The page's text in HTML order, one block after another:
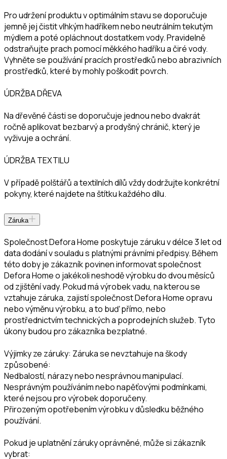
Pro udržení produktu v optimálním stavu se doporučuje
jemně jej čistit vlhkým hadříkem nebo neutrálním tekutým
mýdlem a poté opláchnout dostatkem vody. Pravidelně
odstraňujte prach pomocí měkkého hadříku a čiré vody.
Vyhněte se používání pracích prostředků nebo abrazivních
prostředků, které by mohly poškodit povrch.
ÚDRŽBA DŘEVA
Na dřevěné části se doporučuje jednou nebo dvakrát
ročně aplikovat bezbarvý a prodyšný chránič, který je
vyživuje a ochrání.
ÚDRŽBA TEXTILU
V případě polštářů a textilních dílů vždy dodržujte konkrétní
pokyny, které najdete na štítku každého dílu.
Záruka
Společnost Defora Home poskytuje záruku v délce 3 let od
data dodání v souladu s platnými právními předpisy. Během
této doby je zákazník povinen informovat společnost
Defora Home o jakékoli neshodě výrobku do dvou měsíců
od zjištění vady. Pokud má výrobek vadu, na kterou se
vztahuje záruka, zajistí společnost Defora Home opravu
nebo výměnu výrobku, a to buď přímo, nebo
prostřednictvím technických a poprodejních služeb. Tyto
úkony budou pro zákazníka bezplatné.
Výjimky ze záruky: Záruka se nevztahuje na škody
způsobené:
Nedbalostí, nárazy nebo nesprávnou manipulací.
Nesprávným používáním nebo napěťovými podmínkami,
které nejsou pro výrobek doporučeny.
Přirozeným opotřebením výrobku v důsledku běžného
používání.
Pokud je uplatnění záruky oprávněné, může si zákazník
vybrat: